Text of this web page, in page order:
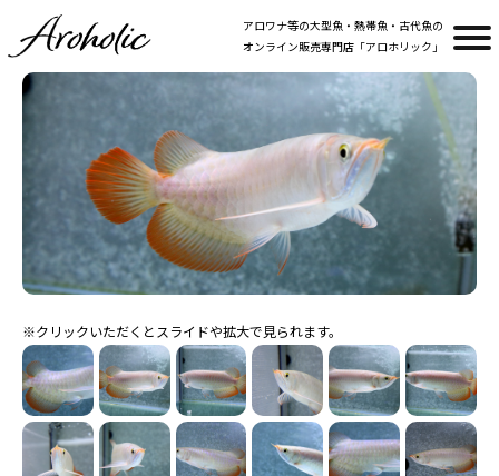
アロワナ等の大型魚・熱帯魚・古代魚の
オンライン販売専門店「アロホリック」